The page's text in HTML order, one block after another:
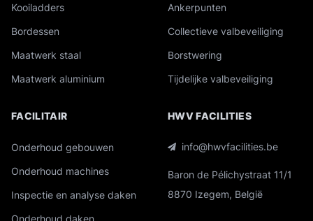
Kooiladders
Bordessen
Maatwerk staal
Maatwerk aluminium
Ankerpunten
Collectieve valbeveiliging
Borstwering
Tijdelijke valbeveiliging
FACILITAIR
Onderhoud gebouwen
Onderhoud machines
Inspectie en analyse daken
Onderhoud daken
HWV FACILITIES
info@hwvfacilities.be
Baron de Pélichystraat 11/1
8870 Izegem, België